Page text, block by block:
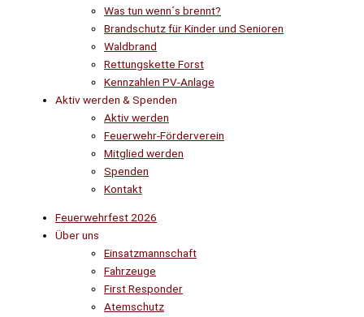
Was tun wenn´s brennt?
Brandschutz für Kinder und Senioren
Waldbrand
Rettungskette Forst
Kennzahlen PV-Anlage
Aktiv werden & Spenden
Aktiv werden
Feuerwehr-Förderverein
Mitglied werden
Spenden
Kontakt
Feuerwehrfest 2026
Über uns
Einsatzmannschaft
Fahrzeuge
First Responder
Atemschutz